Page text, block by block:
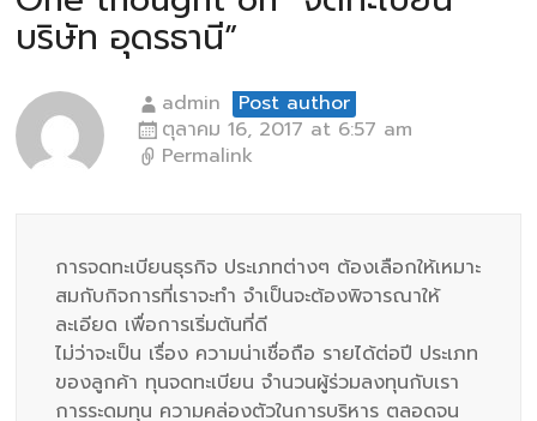
บริษัท อุดรธานี”
admin
Post author
ตุลาคม 16, 2017 at 6:57 am
Permalink
การจดทะเบียนธุรกิจ ประเภทต่างๆ ต้องเลือกให้เหมาะ
สมกับกิจการที่เราจะทำ จำเป็นจะต้องพิจารณาให้
ละเอียด เพื่อการเริ่มต้นที่ดี
ไม่ว่าจะเป็น เรื่อง ความน่าเชื่อถือ รายได้ต่อปี ประเภท
ของลูกค้า ทุนจดทะเบียน จำนวนผู้ร่วมลงทุนกับเรา
การระดมทุน ความคล่องตัวในการบริหาร ตลอดจน